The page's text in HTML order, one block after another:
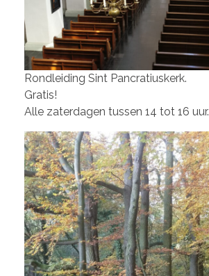
Rondleiding Sint Pancratiuskerk.
Gratis!
Alle zaterdagen tussen 14 tot 16 uur.